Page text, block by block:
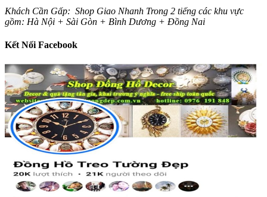
Khách Cần Gấp: Shop Giao Nhanh Trong 2 tiếng các khu vực
gồm: Hà Nội + Sài Gòn + Bình Dương + Đồng Nai
Kết Nối Facebook